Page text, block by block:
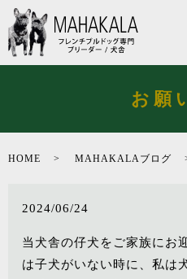
お願
HOME MAHAKALAブログ
2024/06/24
当犬舎の仔犬をご家族にお
は子犬がいない時に、私は